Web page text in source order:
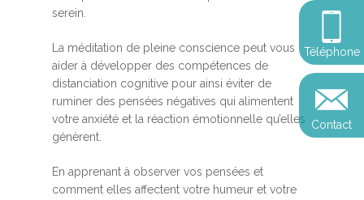
serein.
La méditation de pleine conscience peut vous
aider à développer des compétences de
distanciation cognitive pour ainsi éviter de
ruminer des pensées négatives qui alimentent
votre anxiété et la réaction émotionnelle qu’elles
génèrent.
En apprenant à observer vos pensées et
comment elles affectent votre humeur et votre
Téléphone
Contact
Devenir praticien en
de pleine conscience
Révelez votre
Conférences
personnel
Révelez votre
votre impact
Reconversion et
professionnelle
Explorer
et découvrir
Blog
Témoignages
Podcast